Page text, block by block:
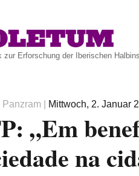
zur Erforschung der Iberischen
Panzram
Veröffentlicht
am
Mittwoch, 2. Januar
„Em
na